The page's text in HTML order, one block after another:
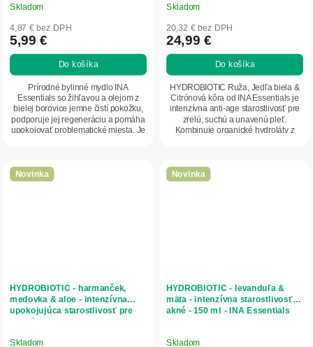
Skladom
4,87 € bez DPH
5,99 €
Do košíka
Prírodné bylinné mydlo INA
Essentials so žihľavou a olejom z
bielej borovice jemne čistí pokožku,
podporuje jej regeneráciu a pomáha
upokojovať problematické miesta. Je
Skladom
20,32 € bez DPH
24,99 €
Do košíka
HYDROBIOTIC Ruža, Jedľa biela &
Citrónová kôra od INA Essentials je
intenzívna anti-age starostlivosť pre
zrelú, suchú a unavenú pleť.
Kombinuje organické hydroláty z
Novinka
HYDROBIOTIC - harmanček,
medovka & aloe - intenzívna
upokojujúca starostlivosť pre
citlivú pleť - 150 ml - INA
Skladom
Novinka
HYDROBIOTIC - levanduľa &
mäta - intenzívna starostlivosť o
akné - 150 ml - INA Essentials
Skladom